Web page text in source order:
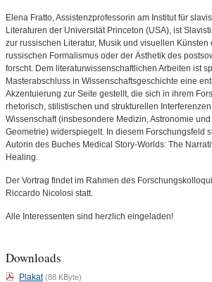
Elena Fratto, Assistenzprofessorin am Institut für
Literaturen der Universität Princeton (USA), ist
zur russischen Literatur, Musik und visuellen Künsten
russischen Formalismus oder der Ästhetik des
forscht. Dem literaturwissenschaftlichen Arbeiten ist
Masterabschluss in Wissenschaftsgeschichte eine
Akzentuierung zur Seite gestellt, die sich in ihrem
rhetorisch, stilistischen und strukturellen
Wissenschaft (insbesondere Medizin, Astronomie
Geometrie) widerspiegelt. In diesem Forschungsfeld
Autorin des Buches Medical Story-Worlds: The
Healing.
Der Vortrag findet im Rahmen des
Riccardo Nicolosi statt.
Alle Interessenten sind herzlich eingeladen!
Downloads
Plakat (88 KByte)